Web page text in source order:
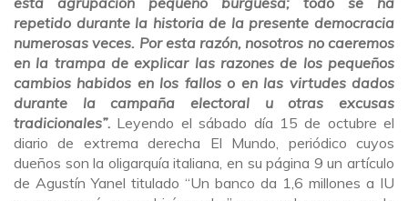
repetido durante la historia de la presente democracia
numerosas veces. Por esta razón, nosotros no caeremos
en la trampa de explicar las razones de los pequeños
cambios habidos en los fallos o en las virtudes dados
durante la campaña electoral u otras excusas
tradicionales”. Leyendo el sábado día 15 de octubre el
diario de extrema derecha El Mundo, periódico cuyos
dueños son la oligarquía italiana, en su página 9 un artículo
de Agustín Yanel titulado “Un banco da 1,6 millones a IU